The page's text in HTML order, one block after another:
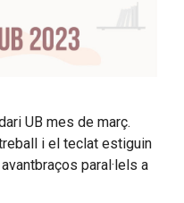
UB mes de març.
i el teclat estiguin
paral·lels a